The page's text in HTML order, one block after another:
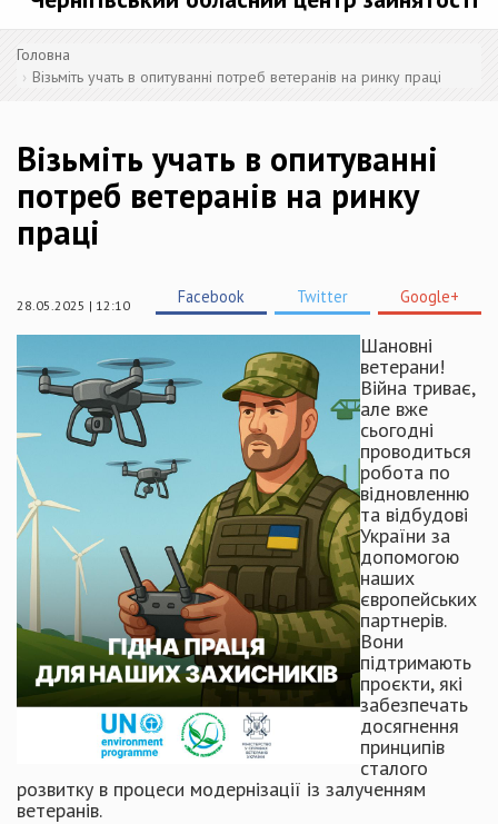
Головна
Візьміть учать в опитуванні потреб ветеранів на ринку праці
Візьміть учать в опитуванні
потреб ветеранів на ринку
праці
28.05.2025 | 12:10 Facebook Twitter Google+
Шановні
ветерани!
Війна триває,
але вже
сьогодні
проводиться
робота по
відновленню
та відбудові
України за
допомогою
наших
європейських
партнерів.
Вони
підтримають
проєкти, які
забезпечать
досягнення
принципів
сталого
розвитку в процеси модернізації із залученням
ветеранів.